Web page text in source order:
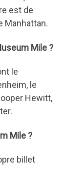
est de
Manhattan.
Mile ?
le
le
Hewitt,
Mile ?
billet